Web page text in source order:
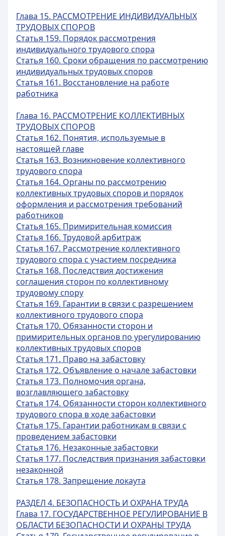
Глава 15. РАССМОТРЕНИЕ ИНДИВИДУАЛЬНЫХ
ТРУДОВЫХ СПОРОВ
Статья 159. Порядок рассмотрения
индивидуального трудового спора
Статья 160. Сроки обращения по рассмотрению
индивидуальных трудовых споров
Статья 161. Восстановление на работе
работника
Глава 16. РАССМОТРЕНИЕ КОЛЛЕКТИВНЫХ
ТРУДОВЫХ СПОРОВ
Статья 162. Понятия, используемые в
настоящей главе
Статья 163. Возникновение коллективного
трудового спора
Статья 164. Органы по рассмотрению
коллективных трудовых споров и порядок
оформления и рассмотрения требований
работников
Статья 165. Примирительная комиссия
Статья 166. Трудовой арбитраж
Статья 167. Рассмотрение коллективного
трудового спора с участием посредника
Статья 168. Последствия достижения
соглашения сторон по коллективному
трудовому спору
Статья 169. Гарантии в связи с разрешением
коллективного трудового спора
Статья 170. Обязанности сторон и
примирительных органов по урегулированию
коллективных трудовых споров
Статья 171. Право на забастовку
Статья 172. Объявление о начале забастовки
Статья 173. Полномочия органа,
возглавляющего забастовку
Статья 174. Обязанности сторон коллективного
трудового спора в ходе забастовки
Статья 175. Гарантии работникам в связи с
проведением забастовки
Статья 176. Незаконные забастовки
Статья 177. Последствия признания забастовки
незаконной
Статья 178. Запрещение локаута
РАЗДЕЛ 4. БЕЗОПАСНОСТЬ И ОХРАНА ТРУДА
Глава 17. ГОСУДАРСТВЕННОЕ РЕГУЛИРОВАНИЕ В
ОБЛАСТИ БЕЗОПАСНОСТИ И ОХРАНЫ ТРУДА